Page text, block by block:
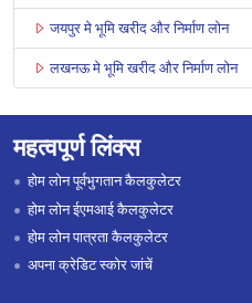
जयपुर मे भूमि खरीद और निर्माण लोन
लखनऊ मे भूमि खरीद और निर्माण लोन
महत्वपूर्ण लिंक्स
होम लोन पूर्वभुगतान कैलकुलेटर
होम लोन ईएमआई कैलकुलेटर
होम लोन पात्रता कैलकुलेटर
अपना क्रेडिट स्कोर जांचें